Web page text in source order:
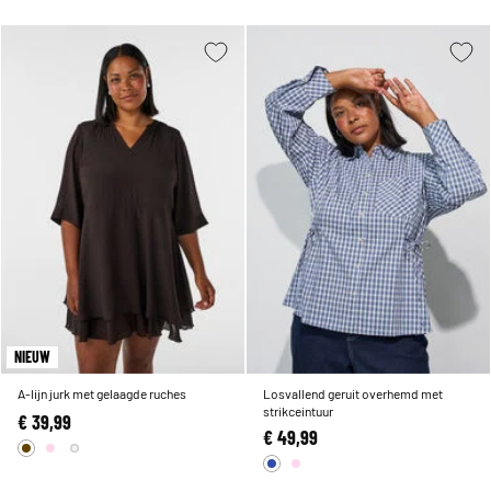
NIEUW
A-lijn jurk met gelaagde ruches
€ 39,99
Losvallend geruit overhemd met
strikceintuur
€ 49,99